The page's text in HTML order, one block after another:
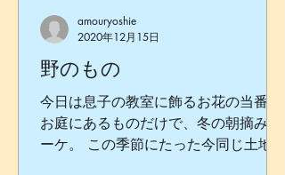
野のもの
今日は息子の教室に飾るお花の当番💐
お庭にあるものだけで、冬の朝摘みブ
ーケ。 この季節にたった今同じ土地で
amouryoshie
2020年12月15日